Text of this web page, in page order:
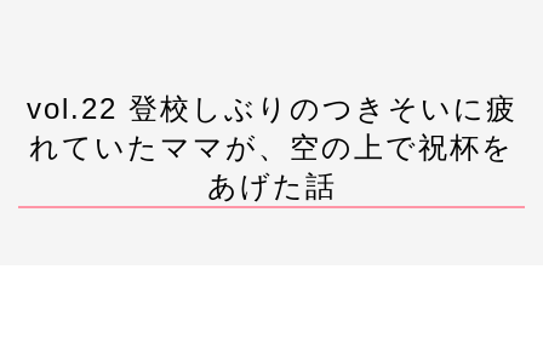
vol.22 登校しぶりのつきそいに疲
れていたママが、空の上で祝杯を
あげた話